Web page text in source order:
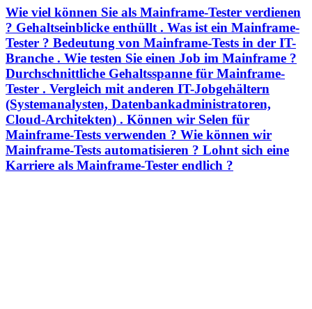
Wie viel können Sie als Mainframe-Tester verdienen
? Gehaltseinblicke enthüllt . Was ist ein Mainframe-
Tester ? Bedeutung von Mainframe-Tests in der IT-
Branche . Wie testen Sie einen Job im Mainframe ?
Durchschnittliche Gehaltsspanne für Mainframe-
Tester . Vergleich mit anderen IT-Jobgehältern
(Systemanalysten, Datenbankadministratoren,
Cloud-Architekten) . Können wir Selen für
Mainframe-Tests verwenden ? Wie können wir
Mainframe-Tests automatisieren ? Lohnt sich eine
Karriere als Mainframe-Tester endlich ?